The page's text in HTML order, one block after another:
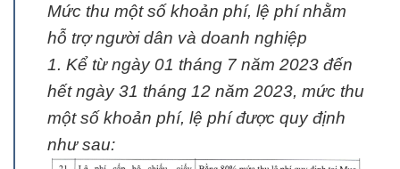
Mức thu một số khoản phí, lệ phí nhằm
hỗ trợ người dân và doanh nghiệp
1. Kể từ ngày 01 tháng 7 năm 2023 đến
hết ngày 31 tháng 12 năm 2023, mức thu
một số khoản phí, lệ phí được quy định
như sau: